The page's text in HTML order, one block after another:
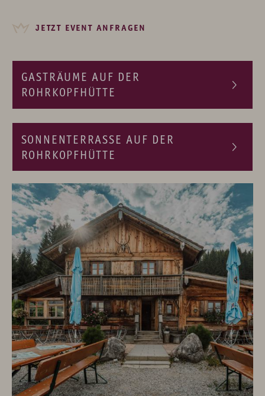
JETZT EVENT ANFRAGEN
GASTRÄUME AUF DER
ROHRKOPFHÜTTE
SONNENTERRASSE AUF DER
ROHRKOPFHÜTTE